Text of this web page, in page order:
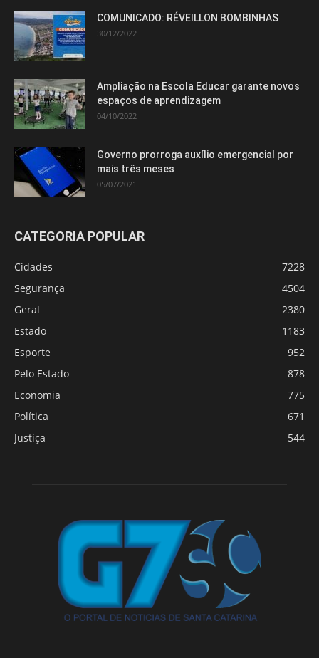
COMUNICADO: RÉVEILLON BOMBINHAS
30/12/2022
Ampliação na Escola Educar garante novos
espaços de aprendizagem
04/10/2022
Governo prorroga auxílio emergencial por
mais três meses
05/07/2021
CATEGORIA POPULAR
Cidades
7228
Segurança
4504
Geral
2380
Estado
1183
Esporte
952
Pelo Estado
878
Economia
775
Política
671
Justiça
544